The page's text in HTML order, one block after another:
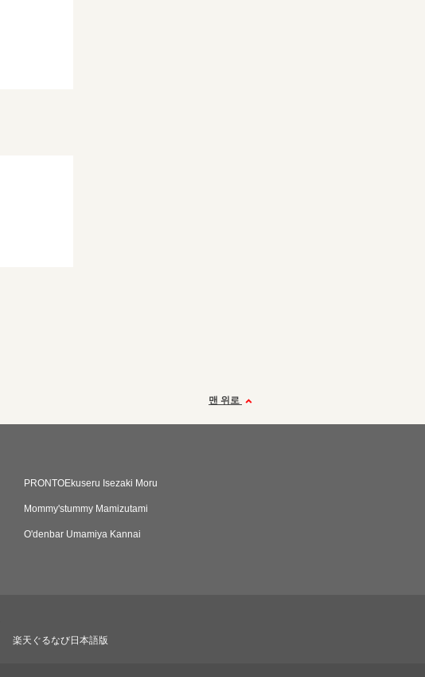
맨 위로
PRONTOEkuseru Isezaki Moru
Mommy'stummy Mamizutami
O'denbar Umamiya Kannai
楽天ぐるなび日本語版